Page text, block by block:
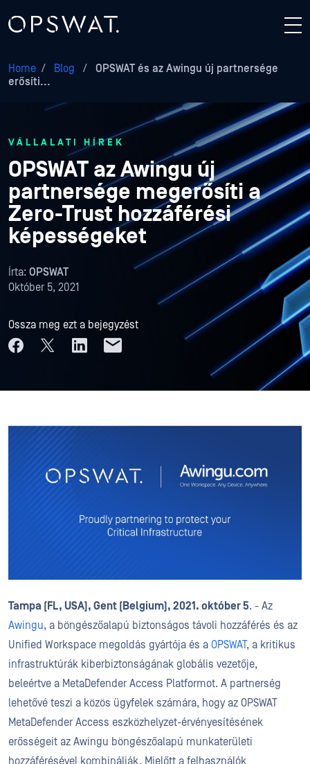
Home / Blog /
OPSWAT és az Awingu új partnersége
erősíti...
VÁLLALATI HÍREK
OPSWAT az Awingu új
partnersége megerősíti a
Zero-Trust hozzáférési
képességeket
Írta: OPSWAT
Október 5, 2021
Ossza meg ezt a bejegyzést
Tampa (FL, USA), Gent (Belgium), 2021. október 5. - Az
Awingu, a böngészőalapú biztonságos távoli hozzáférés és az
Unified Workspace megoldás gyártója és a OPSWAT, a kritikus
infrastruktúrák kiberbiztonságának globális vezetője,
beleértve a MetaDefender Access Platformot. A partnerség
lehetővé teszi a közös ügyfelek számára, hogy az OPSWAT
MetaDefender Access eszközhelyzet-érvényesítésének
erősségeit az Awingu böngészőalapú munkaterületi
hozzáférésével kombinálják. Mielőtt a felhasználók